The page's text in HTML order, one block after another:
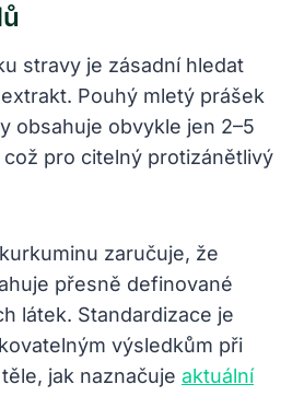
stravy je zásadní hledat
Pouhý mletý prášek
obsahuje obvykle jen 2–5
pro citelný protizánětlivý
zaručuje, že
přesně definované
látek. Standardizace je
výsledkům při
jak naznačuje aktuální